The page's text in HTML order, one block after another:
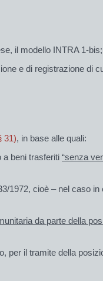
il modello INTRA 1-bis;
e di registrazione di
31), in base alle quali:
a beni trasferiti “senza
1972, cioè – nel caso in
da parte della
per il tramite della